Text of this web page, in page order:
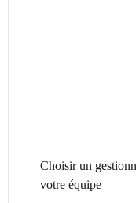
Choisir un
votre équipe